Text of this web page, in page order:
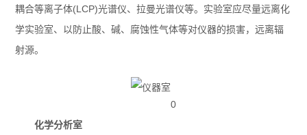
耦合等离子体(LCP)光谱仪、拉曼光谱仪等。实验室应尽量远离化
学实验室、以防止酸、碱、腐蚀性气体等对仪器的损害，远离辐
射源。
0
化学分析室